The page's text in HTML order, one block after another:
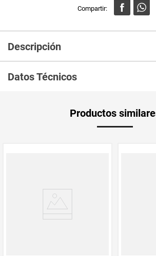
Descripción
belleza, en especial para el pelo, entre ellos se
la grasa, dar brillo y aclarar. Es por esto que las
Datos Técnicos
de Medida
Productos